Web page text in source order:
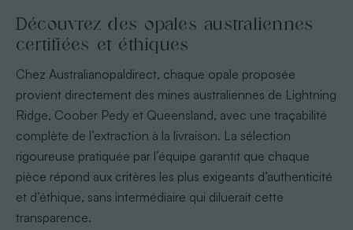
Découvrez des opales australiennes
certifiées et éthiques
Chez Australianopaldirect, chaque opale proposée
provient directement des mines australiennes de Lightning
Ridge, Coober Pedy et Queensland, avec une traçabilité
complète de l’extraction à la livraison. La sélection
rigoureuse pratiquée par l’équipe garantit que chaque
pièce répond aux critères les plus exigeants d’authenticité
et d’éthique, sans intermédiaire qui diluerait cette
transparence.